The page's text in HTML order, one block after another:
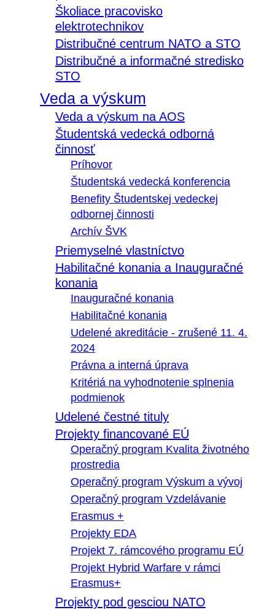
Školiace pracovisko
elektrotechnikov
Distribučné centrum NATO a STO
Distribučné a informačné stredisko
STO
Veda a výskum
Veda a výskum na AOS
Študentská vedecká odborná
činnosť
Príhovor
Študentská vedecká konferencia
Benefity Študentskej vedeckej
odbornej činnosti
Archív ŠVK
Priemyselné vlastníctvo
Habilitačné konania a Inauguračné
konania
Inauguračné konania
Habilitačné konania
Udelené akreditácie - zrušené 11. 4.
2024
Právna a interná úprava
Kritériá na vyhodnotenie splnenia
podmienok
Udelené čestné tituly
Projekty financované EÚ
Operačný program Kvalita životného
prostredia
Operačný program Výskum a vývoj
Operačný program Vzdelávanie
Erasmus +
Projekty EDA
Projekt 7. rámcového programu EÚ
Projekt Hybrid Warfare v rámci
Erasmus+
Projekty pod gesciou NATO